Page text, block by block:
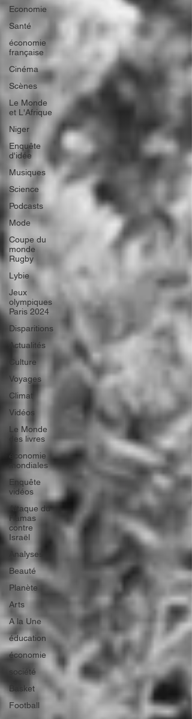
Economie
Santé
économie
française
Cinéma
Scènes
Le Monde
et L'Afrique
Niger
Enquête
d'idée
Musiques
Science
Podcasts
Mode
Coupe du
monde
Rugby
Lybie
Jeux
olympiques
Paris 2024
Disparitions
Actualités
Culture
Voyages
Climat
Vidéos
Le Monde
des livres
économie
mondiales
Enquête
vidéos
Attaque du
Hamas
contre
Israël
Analyses
Beauté
Planète
Arts
A la Une
éducation
économie
société
Basket
Football